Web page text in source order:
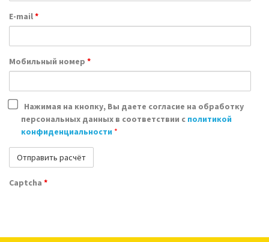
E-mail*
Мобильный номер *
Нажимая на кнопку, Вы даете согласие на обработку
персональных данных в соответствии с политикой
конфиденциальности *
Captcha *